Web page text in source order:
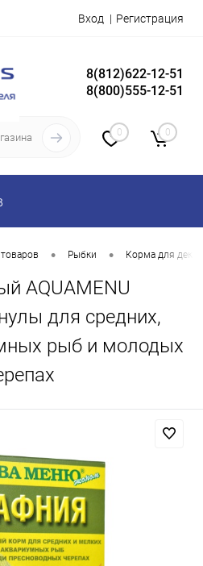
Вход Регистрация
8(812)622-12-51
8(800)555-12-51
0 0
• Рыбки • Корма для
AQUAMENU
для средних,
рыб и молодых